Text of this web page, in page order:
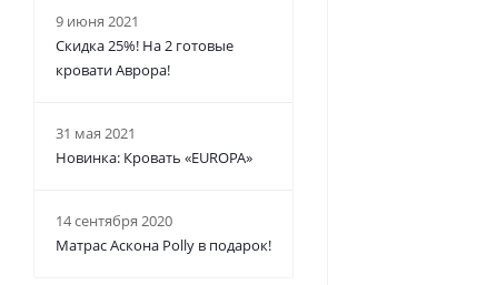
9 июня 2021
Скидка 25%! На 2 готовые
кровати Аврора!
31 мая 2021
Новинка: Кровать «EUROPA»
14 сентября 2020
Матрас Аскона Polly в подарок!